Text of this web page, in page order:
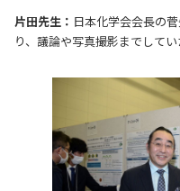
片田先生： 日本化学会会長の
り、議論や写真撮影までしてい